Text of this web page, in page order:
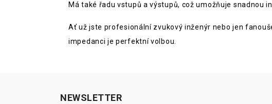
Má také řadu vstupů a výstupů, což umožňuje snadnou
Ať už jste profesionální zvukový inženýr nebo jen
impedanci je perfektní volbou.
NEWSLETTER